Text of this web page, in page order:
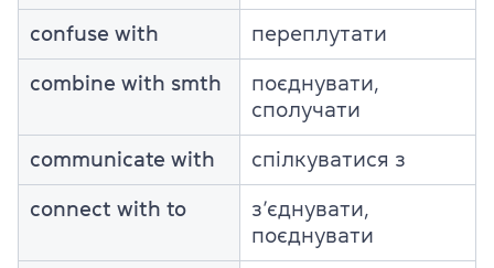
confuse with переплутати
combine with smth
поєднувати,
сполучати
communicate with спілкуватися з
connect with to
з’єднувати,
поєднувати